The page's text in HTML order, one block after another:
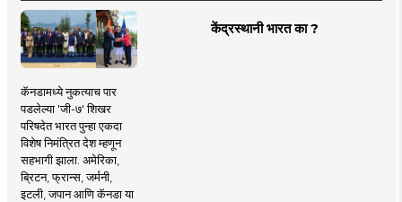
केंद्रस्थानी भारत का ?
कॅनडामध्ये नुकत्याच पार
पडलेल्या 'जी-७' शिखर
परिषदेत भारत पुन्हा एकदा
विशेष निमंत्रित देश म्हणून
सहभागी झाला. अमेरिका,
ब्रिटन, फ्रान्स, जर्मनी,
इटली, जपान आणि कॅनडा या